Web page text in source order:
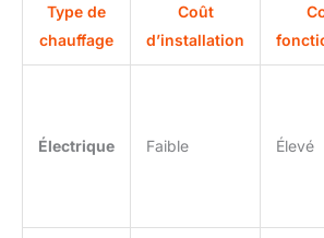
Type de
chauffage
Coût
d’installation
Électrique Faible Élevé